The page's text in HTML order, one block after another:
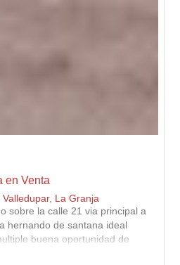
en Venta
Valledupar, La Granja
sobre la calle 21 via principal a
hernando de santana ideal
buena oportunidad de